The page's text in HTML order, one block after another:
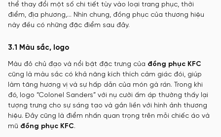
thể thay đổi một số chi tiết tùy vào loại trang phục, thời
điểm, địa phương,… Nhìn chung, đồng phục của thương hiệu
này đều có những đặc điểm sau đây.
3.1 Màu sắc, logo
Màu đỏ chủ đạo và nổi bật đặc trưng của đồng phục KFC
cũng là màu sắc có khả năng kích thích cảm giác đói, giúp
làm tăng hương vị và sự hấp dẫn của món gà rán. Trong khi
đó, logo “Colonel Sanders” với nụ cười ấm áp thường thấy lại
tượng trưng cho sự sáng tạo và gắn liền với hình ảnh thương
hiệu. Đây cũng là điểm nhấn quan trọng trên mỗi chiếc áo và
mũ đồng phục KFC.